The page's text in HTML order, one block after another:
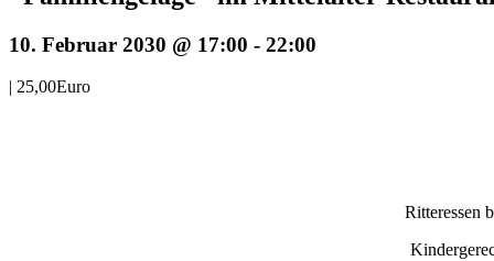
10. Februar 2030 @ 17:00 - 22:00
| 25,00Euro
Ritteressen